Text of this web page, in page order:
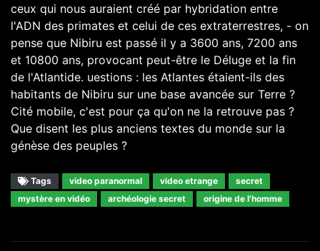
ceux qui nous auraient créé par hybridation entre
l'ADN des primates et celui de ces extraterrestres, - on
pense que Nibiru est passé il y a 3600 ans, 7200 ans
et 10800 ans, provocant peut-être le Déluge et la fin
de l'Atlantide. uestions : les Atlantes étaient-ils des
habitants de Nibiru sur une base avancée sur Terre ?
Cité mobile, c'est pour ça qu'on ne la retrouve pas ?
Que disent les plus anciens textes du monde sur la
génèse des peuples ?
Tags video paranormal video etrange
secret
mystère en vidéo
archéologie secret origine de l'homme